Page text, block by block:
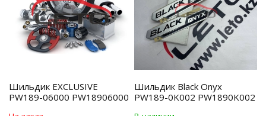
Шильдик EXCLUSIVE
PW189-06000 PW18906000
Шильдик Black Onyx
PW189-0K002 PW1890K002